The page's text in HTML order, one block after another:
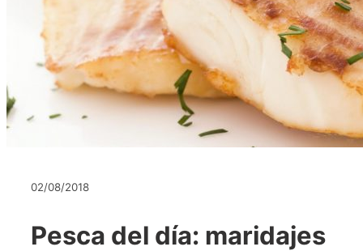
02/08/2018
Pesca del día: maridajes